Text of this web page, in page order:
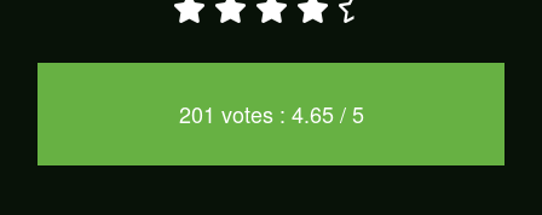
201 votes : 4.65 / 5